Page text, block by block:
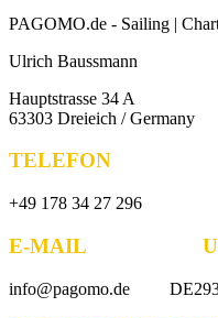
PAGOMO.de - Sailing |
Ulrich Baussmann
Hauptstrasse 34 A
63303 Dreieich / Germany
TELEFON
+49 178 34 27 296
E-MAIL
info@pagomo.de